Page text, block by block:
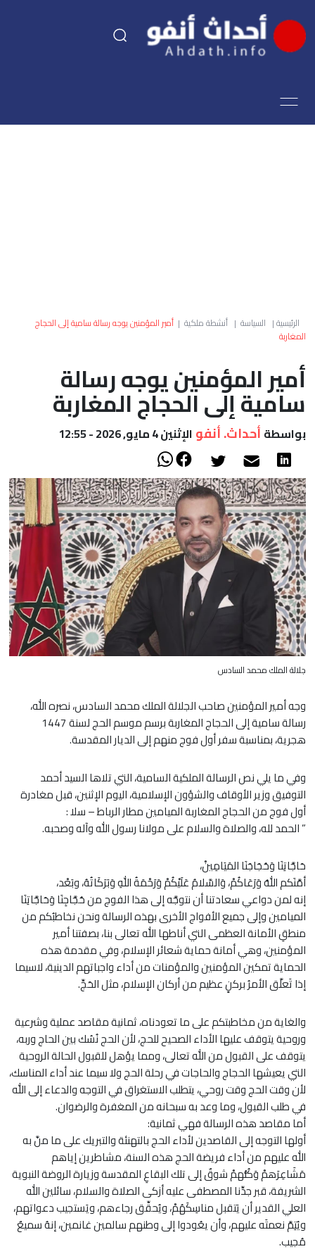
اقتصاد
العالم
الصحراء
الرئيسية| السياسة | أنشطة ملكية | أمير المؤمنين يوجه رسالة سامية إلى الحجاج
المغاربة
أمير المؤمنين يوجه رسالة
سامية إلى الحجاج المغاربة
بواسطة أحداث. أنفو الإثنين 4 مايو, 2026 - 12:55
جلالة الملك محمد السادس
وجه أمير المؤمنين صاحب الجلالة الملك محمد السادس، نصره الله،
رسالة سامية إلى الحجاج المغاربة برسم موسم الحج لسنة 1447
هجرية، بمناسبة سفر أول فوج منهم إلى الديار المقدسة.
وفي ما يلي نص الرسالة الملكية السامية، التي تلاها السيد أحمد
التوفيق وزير الأوقاف والشؤون الإسلامية، اليوم الإثنين، قبل مغادرة
أول فوج من الحجاج المغاربة الميامين مطار الرباط – سلا :
” الحمد لله، والصلاة والسلام على مولانا رسول الله وآله وصحبه.
حَاجَّاتِنَا وَحُجَاجَنَا المَيَامِينْ،
أمَّنَكم اللهُ وَرَعَاكُمْ، وَالسَّلامُ عَلَيْكُمْ وَرَحْمَةُ اللهِ وَبَرَكَاتُهُ، وبَعْد،
إنه لمن دواعي سعادتنا أن نتوجَّه إلى هذا الفوج من حُجَّاجِنَا وَحَاجَّاتِنَا
الميامين وإلى جميع الأفواج الأخرى بهذه الرسالة ونحن نخاطبُكم من
منطقِ الأمانة العظمى التي أناطها الله تعالى بنا، بصفتنا أمير
المؤمنين، وهي أمانة حماية شعائر الإسلام، وفي مقدمة هذه
الحماية تمكين المؤمنين والمؤمنات من أداء واجباتهم الدينية، لاسيما
إذا تَعلَّق الأمرُ بركنٍ عظيم من أركان الإسلام، مثل الحَجِّ.
والغاية من مخاطبتكم على ما تعودناه، ثمانية مقاصد عملية وشرعية
وروحية يتوقف عليها الأداء الصحيح للحج، لأن الحج نُسُك بين الحاج وربه،
يتوقف على القبول من الله تعالى، ومما يؤهل للقبول الحالة الروحية
التي يعيشها الحجاج والحاجات في رحلة الحج ولا سيما عند أداء المناسك،
لأن وقت الحج وقت روحي، يتطلب الاستغراق في التوجه والدعاء إلى الله
في طلب القبول، وما وعد به سبحانه من المغفرة والرضوان.
أما مقاصد هذه الرسالة فهي ثمانية:
أولها التوجه إلى القاصدين لأداء الحج بالتهنئة والتبريك على ما منَّ به
الله عليهم من أداء فريضة الحج هذه السنة، مشاطرين إياهم
مَشَاعِرَهمْ وَكُلُّهمْ شوقٌ إلى تلك البقاعِ المقدسة وزيارة الروضة النبوية
الشريفة، قبر جدِّنا المصطفى عليه أزكى الصلاة والسلام، سائلين الله
العلي القدير أن يَتقبل مناسِكَهُمْ، ويُحقِّق رجاءهم، ويَستجيب دعواتهم،
ويُتِمَّ نعمتَه عليهم، وأن يعُودوا إلى وطنهم سالمين غانمين، إنهُ سميعٌ
مُجيب.